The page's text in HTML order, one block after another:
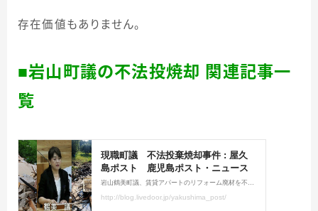
存在価値もありません。
■岩山町議の不法投焼却 関連記事一
覧